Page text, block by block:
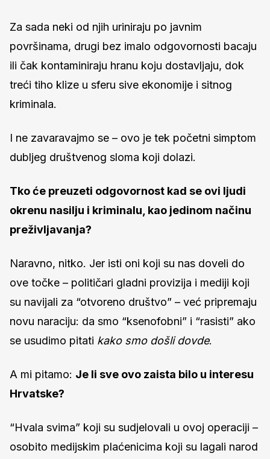
Za sada neki od njih uriniraju po javnim
površinama, drugi bez imalo odgovornosti bacaju
ili čak kontaminiraju hranu koju dostavljaju, dok
treći tiho klize u sferu sive ekonomije i sitnog
kriminala.
I ne zavaravajmo se – ovo je tek početni simptom
dubljeg društvenog sloma koji dolazi.
Tko će preuzeti odgovornost kad se ovi ljudi
okrenu nasilju i kriminalu, kao jedinom načinu
preživljavanja?
Naravno, nitko. Jer isti oni koji su nas doveli do
ove točke – političari gladni provizija i mediji koji
su navijali za “otvoreno društvo” – već pripremaju
novu naraciju: da smo “ksenofobni” i “rasisti” ako
se usudimo pitati kako smo došli dovde.
A mi pitamo: Je li sve ovo zaista bilo u interesu
Hrvatske?
“Hvala svima” koji su sudjelovali u ovoj operaciji –
osobito medijskim plaćenicima koji su lagali narod